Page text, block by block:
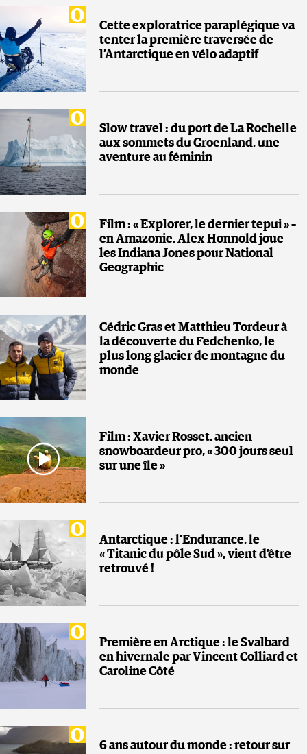
Cette exploratrice paraplégique va
tenter la première traversée de
l’Antarctique en vélo adaptif
Slow travel : du port de La Rochelle
aux sommets du Groenland, une
aventure au féminin
Film : « Explorer, le dernier tepui » –
en Amazonie, Alex Honnold joue
les Indiana Jones pour National
Geographic
Cédric Gras et Matthieu Tordeur à
la découverte du Fedchenko, le
plus long glacier de montagne du
monde
Film : Xavier Rosset, ancien
snowboardeur pro, « 300 jours seul
sur une île »
Antarctique : l’Endurance, le
« Titanic du pôle Sud », vient d’être
retrouvé !
Première en Arctique : le Svalbard
en hivernale par Vincent Colliard et
Caroline Côté
6 ans autour du monde : retour sur